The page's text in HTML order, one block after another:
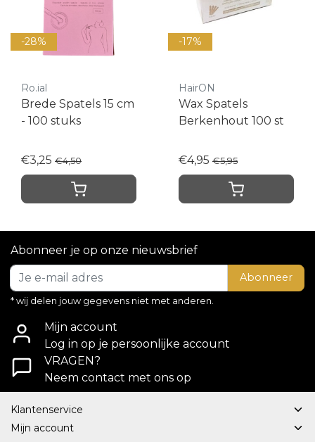
-28%
Ro.ial
Brede Spatels 15 cm
- 100 stuks
€3,25 €4,50
-17%
HairON
Wax Spatels
Berkenhout 100 st
€4,95 €5,95
Abonneer je op onze nieuwsbrief
Abonneer
* wij delen jouw gegevens niet met anderen.
Mijn account
Log in op je persoonlijke account
VRAGEN?
Neem contact met ons op
Klantenservice
Mijn account